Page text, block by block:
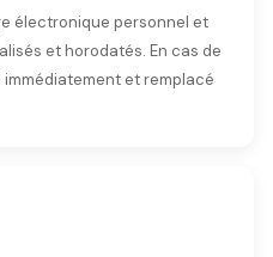
électronique personnel et
et horodatés. En cas de
et remplacé